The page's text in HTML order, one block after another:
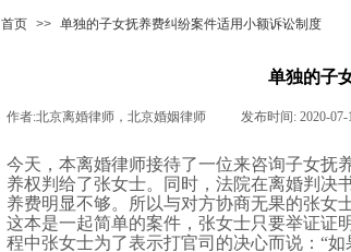
首页 >> 单独的子女抚养费纠纷案件适用小额诉讼制度
单独的子
作者:北京离婚律师，北京婚姻律师 发布时间: 2020-07-
今天，本离婚律师接待了一位来咨询子女抚
养权判给了张女士。同时，法院在离婚判决
养费明显不够。所以与对方协商无果的张女
这本是一起简单的案件，张女士只要举证证
程中张女士为了表示打官司的决心而说：“